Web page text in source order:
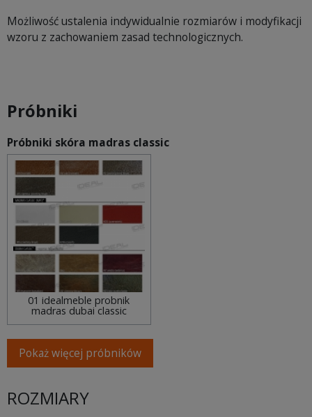
Możliwość ustalenia indywidualnie rozmiarów i modyfikacji
wzoru z zachowaniem zasad technologicznych.
Próbniki
Próbniki skóra madras classic
01 idealmeble probnik
madras dubai classic
Pokaż więcej próbników
ROZMIARY